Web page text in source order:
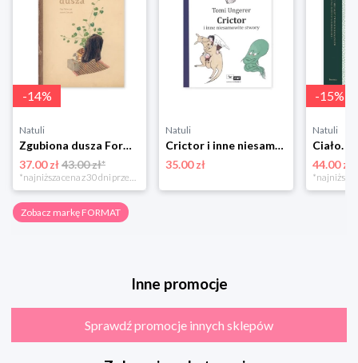
-14%
Natuli
Zgubiona dusza Format
37.00 zł43.00 zł*
Natuli
Crictor i inne niesamowite stwory Format
35.00 zł
-15%
Natuli
44.00 zł
Zobacz markę FORMAT
Inne promocje
Sprawdź promocje innych sklepów